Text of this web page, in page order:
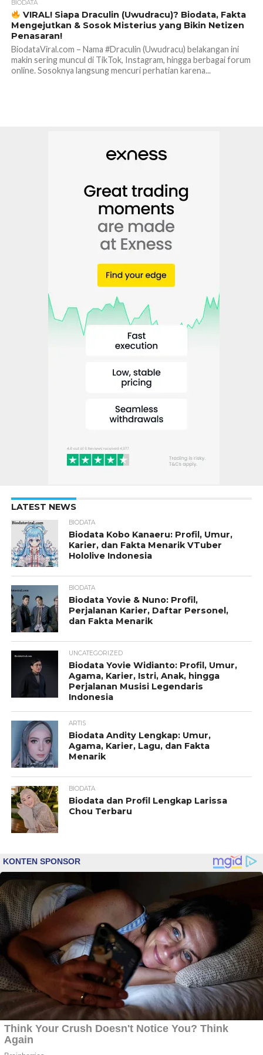
BIODATA
VIRAL! Siapa Draculin (Uwudracu)? Biodata, Fakta
Mengejutkan & Sosok Misterius yang Bikin Netizen
Penasaran!
BiodataViral.com – Nama #Draculin (Uwudracu) belakangan ini
makin sering muncul di TikTok, Instagram, hingga berbagai forum
online. Sosoknya langsung mencuri perhatian karena...
LATEST NEWS
BIODATA
Biodata Kobo Kanaeru: Profil, Umur,
Karier, dan Fakta Menarik VTuber
Hololive Indonesia
BIODATA
Biodata Yovie & Nuno: Profil,
Perjalanan Karier, Daftar Personel,
dan Fakta Menarik
UNCATEGORIZED
Biodata Yovie Widianto: Profil, Umur,
Agama, Karier, Istri, Anak, hingga
Perjalanan Musisi Legendaris
Indonesia
ARTIS
Biodata Andity Lengkap: Umur,
Agama, Karier, Lagu, dan Fakta
Menarik
BIODATA
Biodata dan Profil Lengkap Larissa
Chou Terbaru